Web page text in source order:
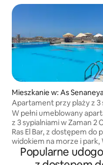
Mieszkanie w: As
Apartament przy plaży z 3
i dostępem do basenu
W pełni umeblowany
z 3 sypialniami w Zaman 2
Ras El Bar, z dostępem do
widokiem na morze i park,
i miejscem dla 6 gości.
na weekendowy wypad,
Popularne